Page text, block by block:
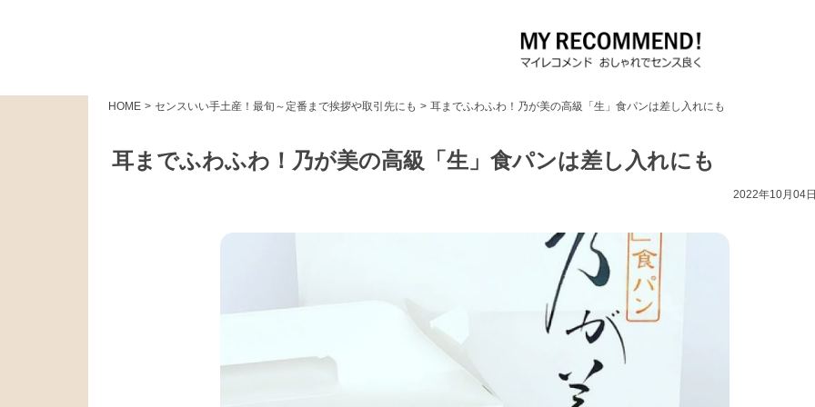
HOME > センスいい手土産！最旬～定番まで挨拶や取引先にも > 耳までふわふわ！乃が美の高級「生」食パンは差し入れにも
耳までふわふわ！乃が美の高級「生」食パンは差し入れにも
2022年10月04